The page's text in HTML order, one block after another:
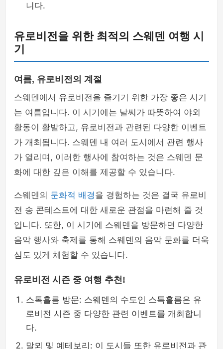
니다.
유로비전을 위한 최적의 스웨덴 여행 시
기
여름, 유로비전의 계절
스웨덴에서 유로비전을 즐기기 위한 가장 좋은 시기
는 여름입니다. 이 시기에는 날씨가 따뜻하여 야외
활동이 활발하고, 유로비전과 관련된 다양한 이벤트
가 개최됩니다. 스웨덴 내 여러 도시에서 관련 행사
가 열리며, 이러한 행사에 참여하는 것은 스웨덴 문
화에 대한 깊은 이해를 제공할 수 있습니다.
스웨덴의 문화적 배경을 경험하는 것은 결국 유로비
전 송 콘테스트에 대한 새로운 관점을 마련해 줄 것
입니다. 또한, 이 시기에 스웨덴을 방문하면 다양한
음악 행사와 축제를 통해 스웨덴의 음악 문화를 더욱
심도 있게 체험할 수 있습니다.
유로비전 시즌 중 여행 추천!
스톡홀름 방문: 스웨덴의 수도인 스톡홀름은 유
로비전 시즌 중 다양한 관련 이벤트를 개최합니
다.
말뫼 및 예테보리: 이 도시들 또한 유로비전과 관